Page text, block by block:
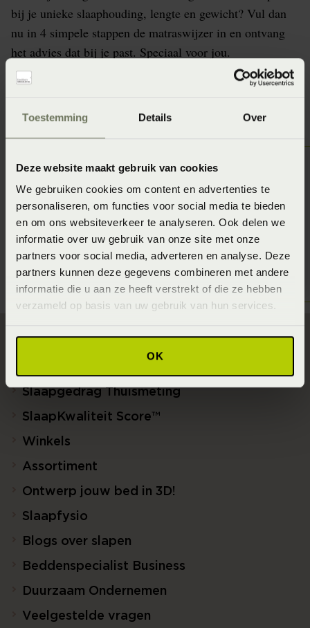
Toestemming Details Over
Deze website maakt gebruik van cookies
We gebruiken cookies om content en advertenties te
personaliseren, om functies voor social media te bieden
en om ons websiteverkeer te analyseren. Ook delen we
informatie over uw gebruik van onze site met onze
partners voor social media, adverteren en analyse. Deze
partners kunnen deze gegevens combineren met andere
informatie die u aan ze heeft verstrekt of die ze hebben
verzameld op basis van uw gebruik van hun services.
OK
bij je unieke slaaphouding, lengte en gewicht? Vul dan
nu in 4 simpele stappen de matraswijzer in en ontvang
het advies dat bij je past. Speciaal voor jou.
Doe de matraswijzer
Slaapgedrag Thuismeting
SlaapKwaliteit Score™
Winkels
Assortiment
Ontwerp jouw bed in 3D!
Slaapfysio
Blogs over slapen
Beddenspecialist Business
Duurzaam Ondernemen
Veelgestelde vragen